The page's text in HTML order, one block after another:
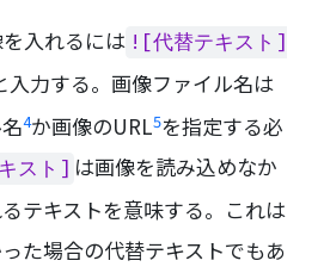
入れるには ![代替テキスト]
入力する。画像ファイル名は
4か画像のURL5を指定する必
スト] は画像を読み込めなか
テキストを意味する。これは
た場合の代替テキストでもあ